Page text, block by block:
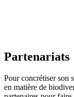
Partenariats
Pour concrétiser son
en matière de